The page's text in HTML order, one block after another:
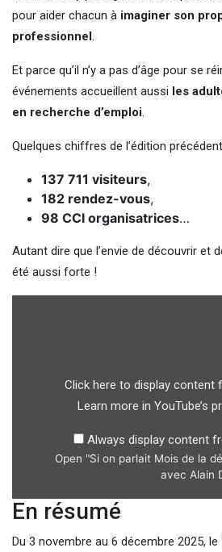
pour aider chacun à imaginer son
professionnel.
Et parce qu’il n’y a pas d’âge pour se
événements accueillent aussi les
en recherche d’emploi.
Quelques chiffres de l’édition
137 711 visiteurs,
182 rendez-vous,
98 CCI organisatrices…
Autant dire que l’envie de découvrir et
été aussi forte !
Click here to display content
Learn more in YouTube’s
Always display content
Open "Si on parlait Mois de la
avec Alain
En résumé
Du 3 novembre au 6 décembre 2025, le